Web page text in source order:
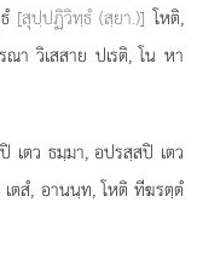
[สุปฺปฏิวิทฺธํ (สฺยา.)] โหติ,
า วิเสสาย ปเรติ, โน หา
เตว ธมฺมา, อปรสฺสปิ เตว
เตสํ, อานนฺท, โหติ ทีฆรตฺตํ